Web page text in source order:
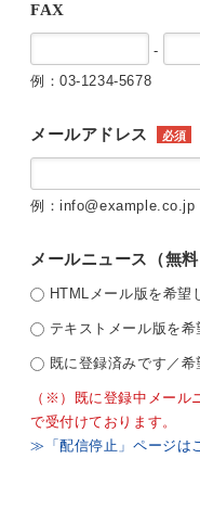
FAX
-
例：03-1234-5678
メールアドレス 必須
例：info@example.co.jp
メールニュース（無料
HTMLメール版を希望
テキストメール版を希
既に登録済みです／
（※）既に登録中メール
で受付けております。
≫「配信停止」ページは